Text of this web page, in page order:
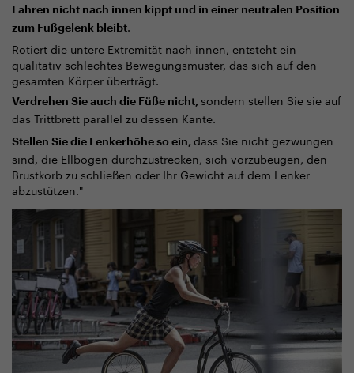
Fahren nicht nach innen kippt und in einer neutralen Position
zum Fußgelenk bleibt.
Rotiert die untere Extremität nach innen, entsteht ein
qualitativ schlechtes Bewegungsmuster, das sich auf den
gesamten Körper überträgt.
Verdrehen Sie auch die Füße nicht, sondern stellen Sie sie auf
das Trittbrett parallel zu dessen Kante.
Stellen Sie die Lenkerhöhe so ein, dass Sie nicht gezwungen
sind, die Ellbogen durchzustrecken, sich vorzubeugen, den
Brustkorb zu schließen oder Ihr Gewicht auf dem Lenker
abzustützen."